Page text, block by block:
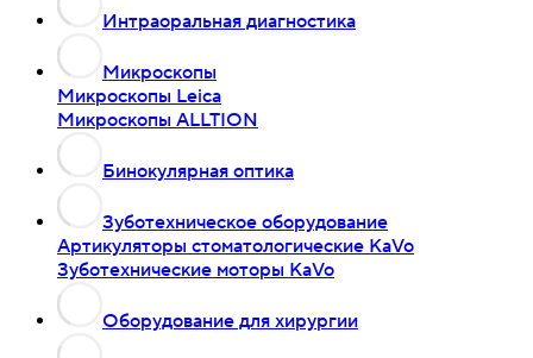
Интраоральная диагностика
Микроскопы
Микроскопы Leica
Микроскопы ALLTION
Бинокулярная оптика
Зуботехническое оборудование
Артикуляторы стоматологические KaVo
Зуботехнические моторы KaVo
Оборудование для хирургии